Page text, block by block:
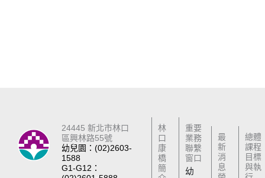
24445 新北市林口
區興林路55號
幼兒園：(02)2603-
1588
G1-G12：
林
口
康
橋
簡
重要
業務
聯繫
窗口
幼
最
新
消
息
總體
課程
目標
與執